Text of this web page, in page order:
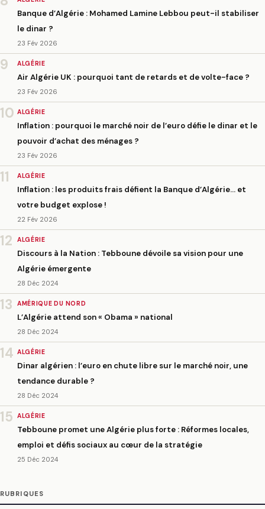
Banque d’Algérie : Mohamed Lamine Lebbou peut-il stabiliser
le dinar ?
23 Fév 2026
9 ALGÉRIE
Air Algérie UK : pourquoi tant de retards et de volte-face ?
23 Fév 2026
10 ALGÉRIE
Inflation : pourquoi le marché noir de l’euro défie le dinar et le
pouvoir d’achat des ménages ?
23 Fév 2026
11 ALGÉRIE
Inflation : les produits frais défient la Banque d’Algérie… et
votre budget explose !
22 Fév 2026
12 ALGÉRIE
Discours à la Nation : Tebboune dévoile sa vision pour une
Algérie émergente
28 Déc 2024
13 AMÉRIQUE DU NORD
L’Algérie attend son « Obama » national
28 Déc 2024
14 ALGÉRIE
Dinar algérien : l’euro en chute libre sur le marché noir, une
tendance durable ?
28 Déc 2024
15 ALGÉRIE
Tebboune promet une Algérie plus forte : Réformes locales,
emploi et défis sociaux au cœur de la stratégie
25 Déc 2024
RUBRIQUES